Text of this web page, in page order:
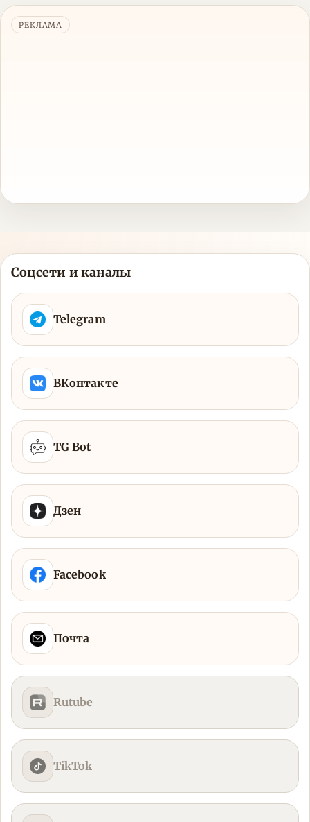
РЕКЛАМА
Соцсети и каналы
Telegram
ВКонтакте
TG Bot
Дзен
Facebook
Почта
Rutube
TikTok